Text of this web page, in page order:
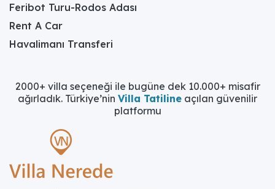
Feribot Turu-Rodos Adası
Rent A Car
Havalimanı Transferi
2000+ villa seçeneği ile bugüne dek 10.000+ misafir
ağırladık. Türkiye’nin Villa Tatiline açılan güvenilir
platformu